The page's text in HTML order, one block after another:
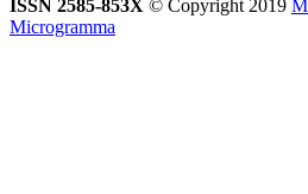
ISSN 2585-853X © Copyright 2019
Microgramma